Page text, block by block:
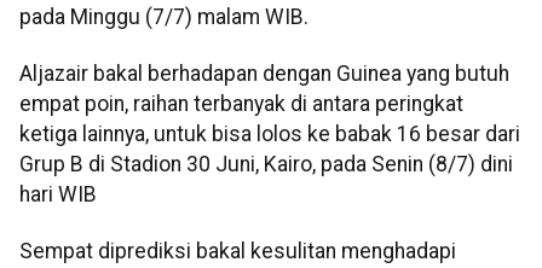
pada Minggu (7/7) malam WIB.
Aljazair bakal berhadapan dengan Guinea yang butuh
empat poin, raihan terbanyak di antara peringkat
ketiga lainnya, untuk bisa lolos ke babak 16 besar dari
Grup B di Stadion 30 Juni, Kairo, pada Senin (8/7) dini
hari WIB
Sempat diprediksi bakal kesulitan menghadapi